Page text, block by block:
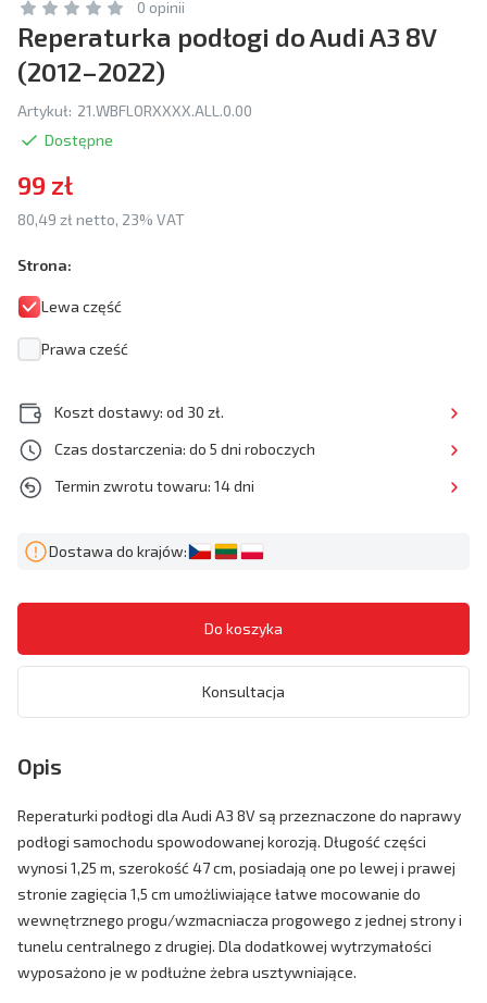
0 opinii
Reperaturka podłogi do Audi A3 8V
(2012–2022)
Artykuł: 21.WBFLORXXXX.ALL.0.00
Dostępne
99 zł
80,49 zł netto, 23% VAT
Strona:
Lewa część
Prawa cześć
Koszt dostawy: od 30 zł.
Czas dostarczenia: do 5 dni roboczych
Termin zwrotu towaru: 14 dni
Dostawa do krajów:
Konsultacja
Opis
Reperaturki podłogi dla Audi A3 8V są przeznaczone do naprawy
podłogi samochodu spowodowanej korozją. Długość części
wynosi 1,25 m, szerokość 47 cm, posiadają one po lewej i prawej
stronie zagięcia 1,5 cm umożliwiające łatwe mocowanie do
wewnętrznego progu/wzmacniacza progowego z jednej strony i
tunelu centralnego z drugiej. Dla dodatkowej wytrzymałości
wyposażono je w podłużne żebra usztywniające.